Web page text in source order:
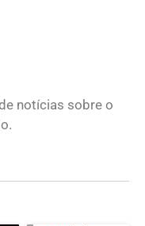
notícias sobre o